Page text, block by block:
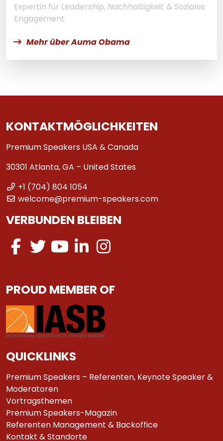
Expertin für Leadership, Nachhaltigkeit & Soziales
Engagement
Mehr über Auma Obama
KONTAKTMÖGLICHKEITEN
Premium Speakers USA & Canada
30301 Atlanta, GA – United States
+1 (704) 804 1054
welcome@premium-speakers.com
VERBUNDEN BLEIBEN
PROUD MEMBER OF
QUICKLINKS
Premium Speakers – Referenten, Keynote Speaker &
Moderatoren
Vortragsthemen
Premium Speakers-Magazin
Referenten Management & Backoffice
Kontakt & Standorte